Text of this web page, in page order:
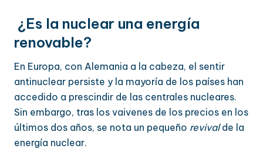
¿Es la nuclear una energía
renovable?
En Europa, con Alemania a la cabeza, el sentir
antinuclear persiste y la mayoría de los países han
accedido a prescindir de las centrales nucleares.
Sin embargo, tras los vaivenes de los precios en los
últimos dos años, se nota un pequeño revivalde la
energía nuclear.